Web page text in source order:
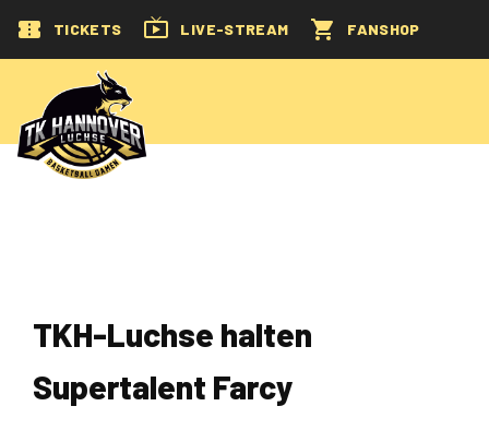
TICKETS LIVE-STREAM FANSHOP
TKH-Luchse halten
Supertalent Farcy